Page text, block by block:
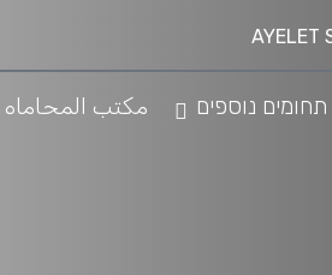
AYELET
תחומים נוספים مكتب المحاماه